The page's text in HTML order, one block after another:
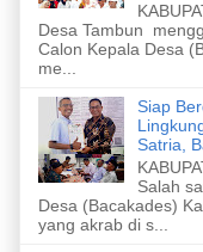
Desa Tambun
Calon Kepala Desa
me...
Siap
Satria,
Salah
Desa (Bacakades)
yang akrab di s...